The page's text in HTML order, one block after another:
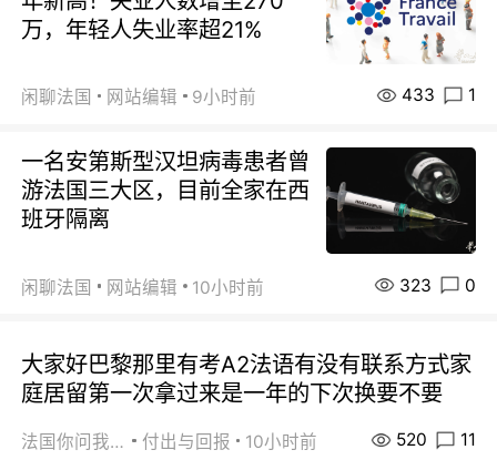
万，年轻人失业率超21%
闲聊法国 网站编辑 9小时前 433 1
一名安第斯型汉坦病毒患者曾
游法国三大区，目前全家在西
班牙隔离
闲聊法国 网站编辑 10小时前 323 0
大家好巴黎那里有考A2法语有没有联系方式家
庭居留第一次拿过来是一年的下次换要不要
法国你问我答 付出与回报 10小时前 520 11